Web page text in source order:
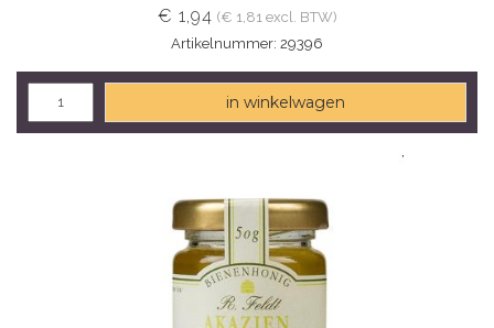
€ 1,94 (€ 1,81 excl. BTW)
Artikelnummer: 29396
in winkelwagen